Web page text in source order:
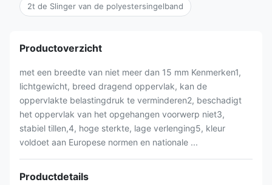
2t de Slinger van de polyestersingelband
Productoverzicht
met een breedte van niet meer dan 15 mm Kenmerken1,
lichtgewicht, breed dragend oppervlak, kan de
oppervlakte belastingdruk te verminderen2, beschadigt
het oppervlak van het opgehangen voorwerp niet3,
stabiel tillen,4, hoge sterkte, lage verlenging5, kleur
voldoet aan Europese normen en nationale ...
Productdetails